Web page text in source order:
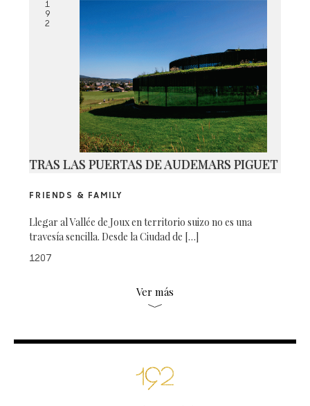
1
9
2
TRAS LAS PUERTAS DE AUDEMARS PIGUET
FRIENDS & FAMILY
Llegar al Vallée de Joux en territorio suizo no es una
travesía sencilla. Desde la Ciudad de […]
1207
Ver más